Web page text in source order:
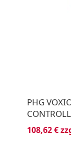
PHG
108,62 €